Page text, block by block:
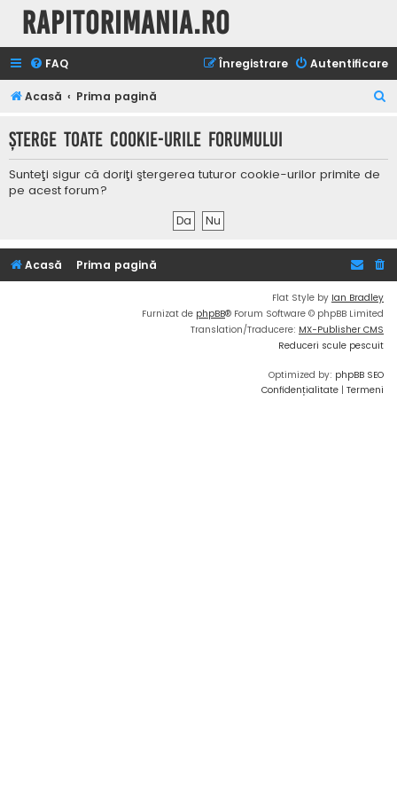
Rapitorimania.ro
FAQ Autentificare
Înregistrare
Acasă Prima pagină
t
Şterge toate cookie-urile forumului
Sunteţi sigur că doriţi ştergerea tuturor cookie-urilor primite de
pe acest forum?
Acasă Prima pagină
Flat Style by Ian Bradley
Furnizat de phpBB® Forum Software © phpBB Limited
Translation/Traducere: MX-Publisher CMS
Reduceri scule pescuit
Optimized by: phpBB SEO
Confidențialitate | Termeni